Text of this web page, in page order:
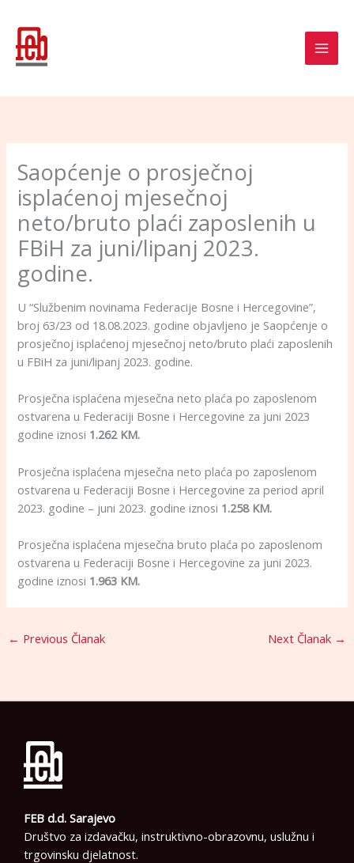
content
Saopćenje o prosječnoj
isplaćenoj mjesečnoj
neto/bruto plaći zaposlenih u
FBiH za juni/lipanj 2023.
godine.
U “Službenim novinama Federacije Bosne i Hercegovine”,
broj 63/23 od 18.08.2023. godine objavljeno je Saopćenje o
prosječnoj isplaćenoj mjesečnoj neto/bruto plaći zaposlenih
u FBiH za juni/lipanj 2023. godine.
Prosječna isplaćena mjesečna neto plaća po zaposlenom
ostvarena u Federaciji Bosne i Hercegovine za juni 2023
godine iznosi 1.262 KM.
Prosječna isplaćena mjesečna neto plaća po zaposlenom
ostvarena u Federaciji Bosne i Hercegovine za period april
2023. godine – juni 2023. godine iznosi 1.258 KM.
Prosječna isplaćena mjesečna bruto plaća po zaposlenom
ostvarena u Federaciji Bosne i Hercegovine za juni 2023.
godine iznosi 1.963 KM.
← Previous Članak Next Članak →
FEB d.d. Sarajevo
Društvo za izdavačku, instruktivno-obrazovnu, uslužnu i
trgovinsku djelatnost.